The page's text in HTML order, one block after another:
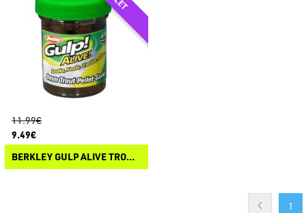
11.99€
9.49€
BERKLEY GULP ALIVE TROUT PELLET
1